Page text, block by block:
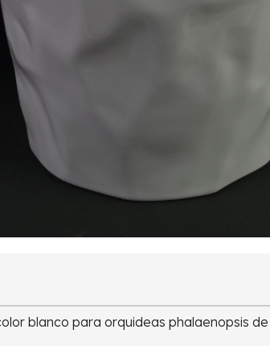
blanco para orquideas phalaenopsis